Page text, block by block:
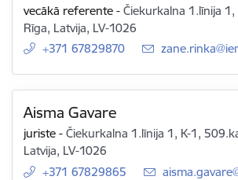
vecākā referente -Čiekurkalna 1.līnija 1,
Rīga, Latvija, LV-1026
+371 67829870
E-pasts:
Aisma Gavare
juriste -Čiekurkalna 1.līnija 1, K-1,
Latvija, LV-1026
+371 67829865
E-pasts: